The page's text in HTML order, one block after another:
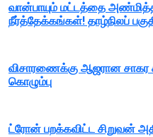
வான்பாயும் மட்டத்தை
நீர்த்தேக்கங்கள்! தாழ்நிலப்
விசாரணைக்கு ஆஜரான சாகர
கொழும்பு
ட்ரோன் பறக்கவிட்ட சிறுவன்